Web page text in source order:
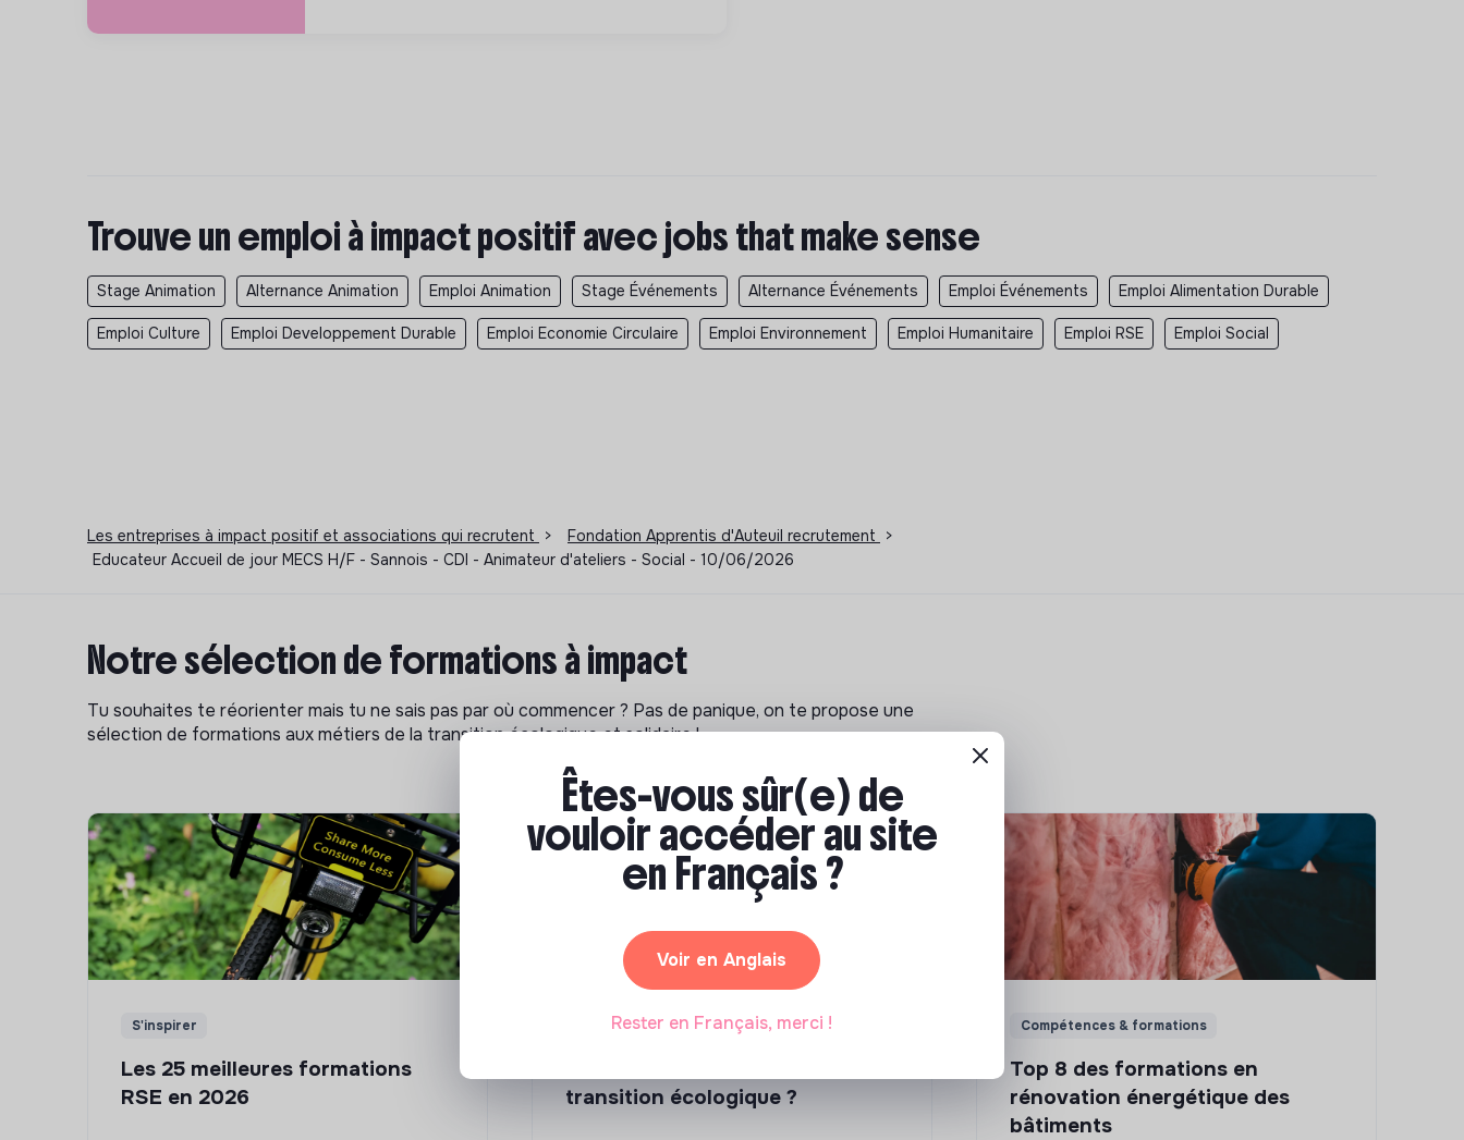
Trouve un emploi à impact positif avec jobs that make sense
Stage Animation Alternance Animation Emploi Animation Stage Événements Alternance Événements Emploi Événements Emploi Alimentation Durable
Emploi Culture Emploi Developpement Durable Emploi Economie Circulaire Emploi Environnement Emploi Humanitaire Emploi RSE Emploi Social
Les entreprises à impact positif et associations qui recrutent > Fondation Apprentis d'Auteuil recrutement
>
Educateur Accueil de jour MECS H/F - Sannois - CDI - Animateur d'ateliers - Social - 10/06/2026
Notre sélection de formations à impact
Tu souhaites te réorienter mais tu ne sais pas par où commencer ? Pas de panique, on te propose une
sélection de formations aux métiers de la transition écologique et solidaire !
S'inspirer
Les 25 meilleures formations
RSE en 2026
Compétences & formations
transition écologique ?
Compétences & formations
Top 8 des formations en
rénovation énergétique des
bâtiments
Êtes-vous sûr(e) de
vouloir accéder au site
en Français ?
Voir en Anglais
Rester en Français, merci !